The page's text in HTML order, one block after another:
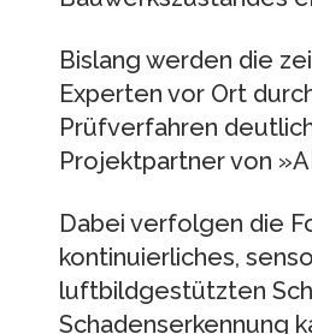
Bislang werden die
Experten vor Ort
Prüfverfahren
Projektpartner von
Dabei verfolgen die
kontinuierliches,
luftbildgestützten
Schadenserkennung